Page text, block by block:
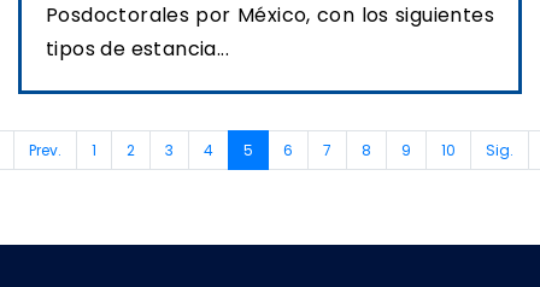
Posdoctorales por México, con los siguientes
tipos de estancia...
Prev. 1 2 3 4 5 (current)
6 7 8 9 10 Sig.